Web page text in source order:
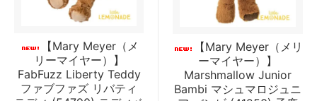
【Mary Meyer（メ
リーマイヤー）】
FabFuzz Liberty Teddy
ファブファズ リバティ
【Mary Meyer（メリ
ーマイヤー）】
Marshmallow Junior
Bambi マシュマロジュニ